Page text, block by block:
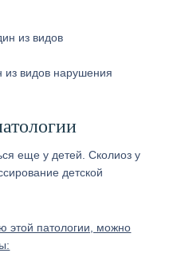
из видов нарушения
еще у детей. Сколиоз у
детской
этой патологии, можно